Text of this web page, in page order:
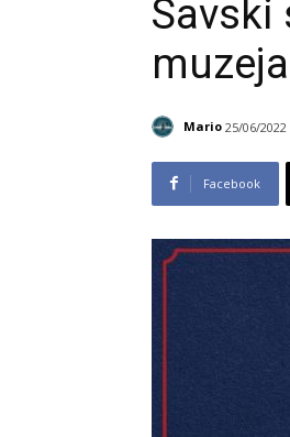
Savski
muzeja
Mario 25/06/2022
Facebook